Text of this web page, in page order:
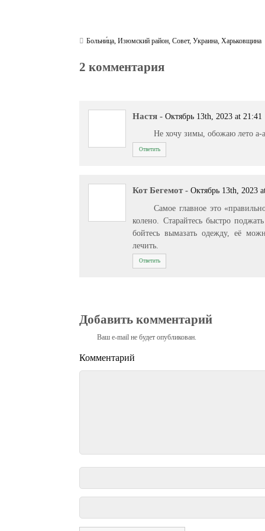
Больни́ца ,Изюмский район ,Совет,Украина ,Харьковщина
2 комментария
Настя - Октябрь 13th, 2023 at 21:41
Не хочу зимы, обожаю лето
Ответить
Кот Бегемот - Октябрь 13th, 2023
Самое главное это
колено. Старайтесь быстро
бойтесь вымазать одежду, её
лечить.
Ответить
Добавить комментарий
Ваш e-mail не будет опубликован.
Комментарий